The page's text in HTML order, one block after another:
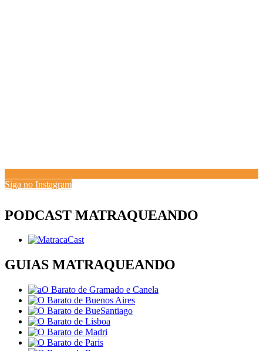
Siga no Instagram
PODCAST MATRAQUEANDO
GUIAS MATRAQUEANDO